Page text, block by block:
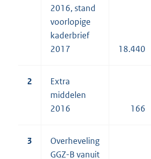
2016, stand
voorlopige
kaderbrief
2017
18.440
2
Extra
middelen
2016
166
3
Overheveling
GGZ-B vanuit